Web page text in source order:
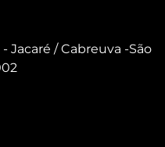
Jacaré / Cabreuva -São